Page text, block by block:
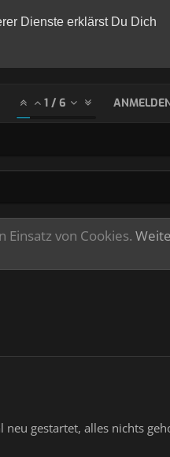
Dienste erklärst Du Dich
1 / 6
von Cookies.
gestartet, alles nichts